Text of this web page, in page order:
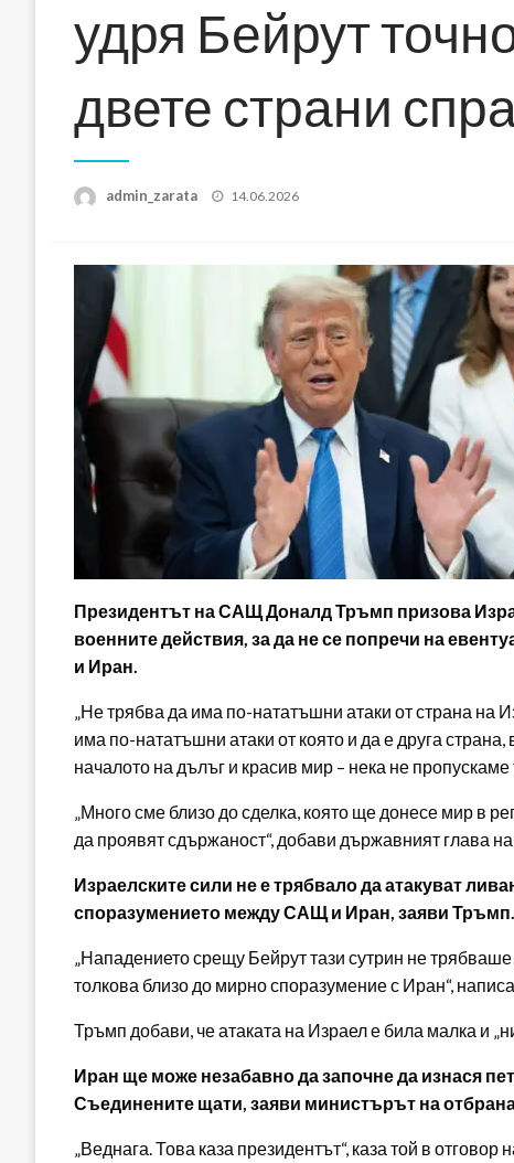
удря Бейрут
двете страни
admin_zarata
Posted
14.06.2026
Президентът на САЩ Доналд Тръмп призова
военните действия, за да не се попречи на
и Иран.
„Не трябва да има по-нататъшни атаки от страна на
има по-нататъшни атаки от която и да е друга
началото на дълъг и красив мир – нека не
„Много сме близо до сделка, която ще донесе мир в
да проявят сдържаност“, добави държавният глава
Израелските сили не е трябвало да атакуват
споразумението между САЩ и Иран, заяви Тръмп.
„Нападението срещу Бейрут тази сутрин не
толкова близо до мирно споразумение с Иран“,
Тръмп добави, че атаката на Израел е била малка и
Иран ще може незабавно да започне да изнася
Съединените щати, заяви министърът на
„Веднага. Това каза президентът“, каза той в